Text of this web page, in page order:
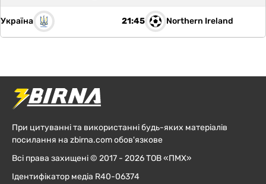
Україна 21:45 Northern Ireland
При цитуванні та використанні будь-яких матеріалів
посилання на zbirna.com обов'язкове
Всі права захищені © 2017 - 2026 ТОВ «ПМХ»
Ідентифікатор медіа R40-06374